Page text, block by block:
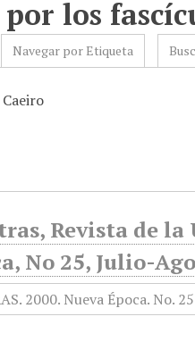
los
Navegar por Etiqueta
Revista de
No 25, Julio-